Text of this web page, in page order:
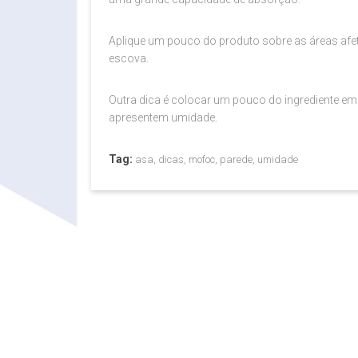
Aplique um pouco do produto sobre as áreas
escova.
Outra dica é colocar um pouco do ingrediente
apresentem umidade.
Tag: asa, dicas, mofoc, parede, umidade